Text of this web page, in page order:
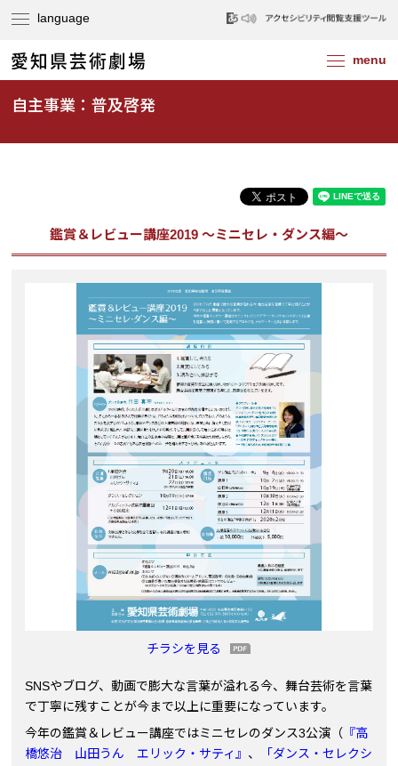
自主事業：普及啓発
鑑賞＆レビュー講座2019 ～ミニセレ・ダンス編～
チラシを見る
SNSやブログ、動画で膨大な言葉が溢れる今、舞台芸術を言葉
で丁寧に残すことが今まで以上に重要になっています。
今年の鑑賞＆レビュー講座ではミニセレのダンス3公演（ 『高
橋悠治 山田うん エリック・サティ』 、
「ダンス・セレクシ